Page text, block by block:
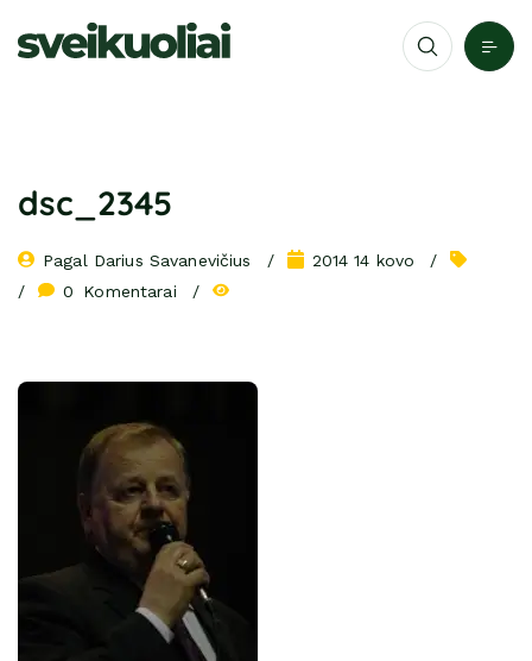
dsc_2345
Pagal Darius Savanevičius
2014 14 kovo
0
Komentarai